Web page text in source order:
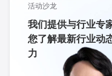
活动沙龙
我们提供与行业专
您了解最新行业动
力